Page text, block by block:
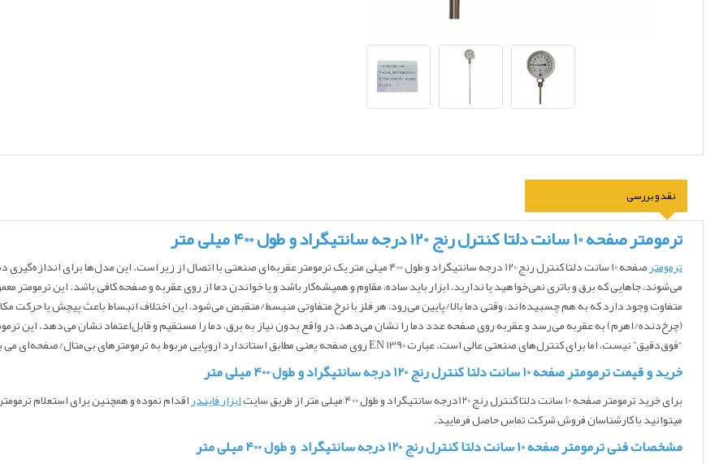
نقد و بررسی
ترمومتر صفحه 10 سانت دلتا کنترل رنج 120 درجه سانتیگراد و طول 400 میلی متر
ترمومتر
صفحه 10 سانت دلتا کنترل رنج 120 درجه سانتیگراد و طول 400 میلی متر یک ترمومتر عقربه‌ای صنعتی با اتصال از زیر است.
متفاوت وجود دارد که به هم چسبیده‌اند، وقتی دما بالا/پایین می‌رود، هر فلز با نرخ متفاوتی منبسط/منقبض می‌شود، این اختلاف انبساط باعث پیچش یا حرکت
(چرخ‌دنده/اهرم) به عقربه می‌رسد و عقربه روی صفحه عدد دما را نشان می‌دهد، در واقع بدون نیاز به برق، دما را مستقیم و قابل‌اعتماد نشان می‌دهد. این
“فوق‌دقیق” نیست، اما برای کنترل‌های صنعتی عالی است. عبارت EN 1390 روی صفحه یعنی مطابق استاندارد اروپایی مربوط به ترمومترهای بی‌متال/صفحه‌ای می باشد.
خرید و قیمت ترمومتر صفحه 10 سانت دلتا کنترل رنج 120 درجه سانتیگراد و طول 400 میلی متر
برای خرید ترمومتر صفحه 10 سانت دلتا کنترل رنج 120درجه سانتیگراد و طول 400 میلی متر از طریق سایتابزار فایندر
میتوانید با کارشناسان فروش شرکت تماس حاصل فرمایید.
مشخصات فنی ترمومتر صفحه 10 سانت دلتا کنترل رنج 120 درجه سانتیگراد و طول 400 میلی متر